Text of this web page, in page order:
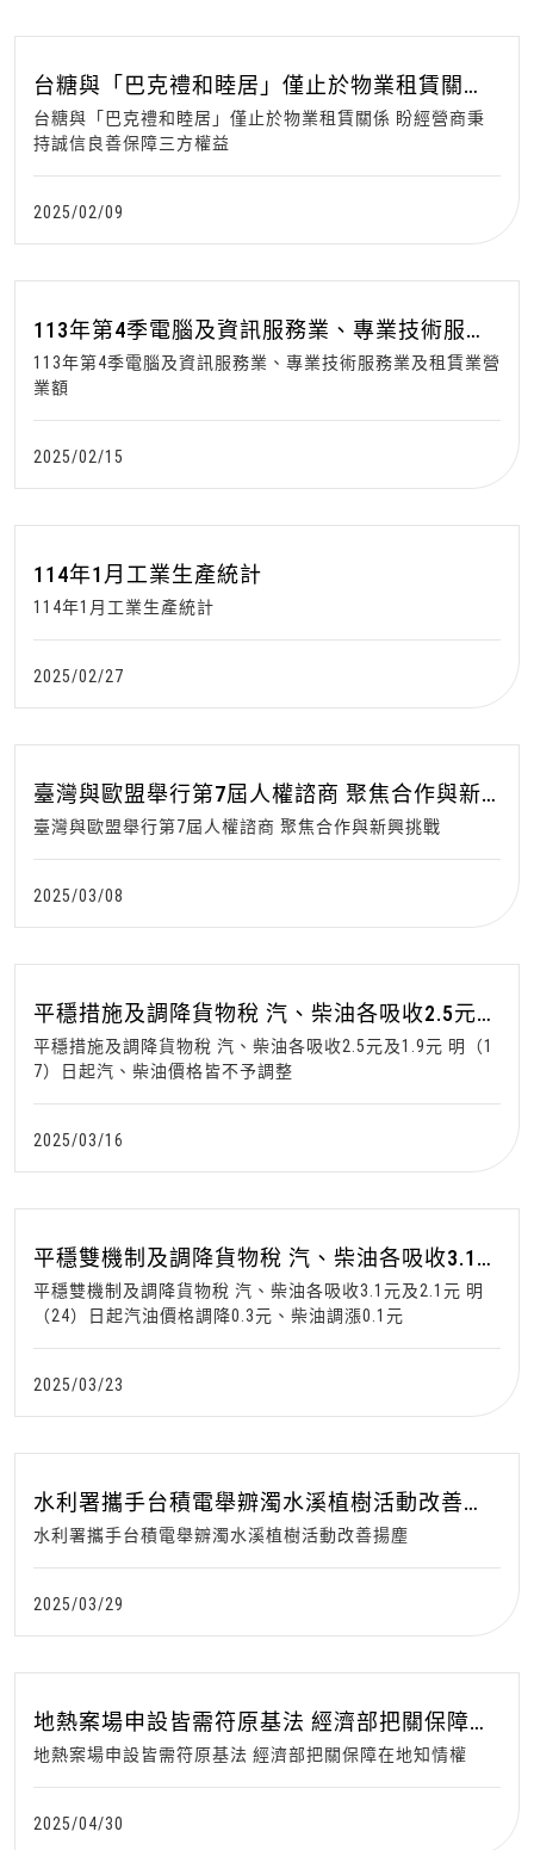
地熱案場申設皆需符原基法 經濟部把關保障在
地知情權
地熱案場申設皆需符原基法 經濟部把關保障在地知情權
2025/04/30
水利署攜手台積電舉辧濁水溪植樹活動改善揚
塵
水利署攜手台積電舉辧濁水溪植樹活動改善揚塵
2025/03/29
平穩雙機制及調降貨物稅 汽、柴油各吸收3.1元
及2.1元 明（24）日起汽油價格調降0.3元、柴
油調漲0.1元
平穩雙機制及調降貨物稅 汽、柴油各吸收3.1元及2.1元 明
（24）日起汽油價格調降0.3元、柴油調漲0.1元
2025/03/23
平穩措施及調降貨物稅 汽、柴油各吸收2.5元及
1.9元 明（17）日起汽、柴油價格皆不予調整
平穩措施及調降貨物稅 汽、柴油各吸收2.5元及1.9元 明（1
7）日起汽、柴油價格皆不予調整
2025/03/16
臺灣與歐盟舉行第7屆人權諮商 聚焦合作與新
興挑戰
臺灣與歐盟舉行第7屆人權諮商 聚焦合作與新興挑戰
2025/03/08
114年1月工業生產統計
114年1月工業生產統計
2025/02/27
113年第4季電腦及資訊服務業、專業技術服務
業及租賃業營業額
113年第4季電腦及資訊服務業、專業技術服務業及租賃業營
業額
2025/02/15
台糖與「巴克禮和睦居」僅止於物業租賃關係
盼經營商秉持誠信良善保障三方權益
台糖與「巴克禮和睦居」僅止於物業租賃關係 盼經營商秉
持誠信良善保障三方權益
2025/02/09